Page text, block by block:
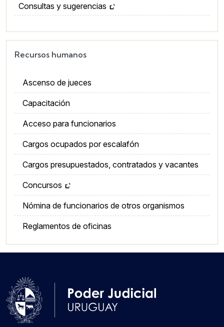
Consultas y sugerencias
Recursos humanos
Ascenso de jueces
Capacitación
Acceso para funcionarios
Cargos ocupados por escalafón
Cargos presupuestados, contratados y vacantes
Concursos
Nómina de funcionarios de otros organismos
Reglamentos de oficinas